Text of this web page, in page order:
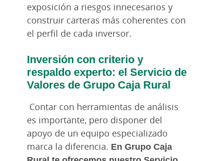
exposición a riesgos innecesarios y
construir carteras más coherentes con
el perfil de cada inversor.
Inversión con criterio y
respaldo experto: el Servicio de
Valores de Grupo Caja Rural
Contar con herramientas de análisis
es importante, pero disponer del
apoyo de un equipo especializado
marca la diferencia. En Grupo Caja